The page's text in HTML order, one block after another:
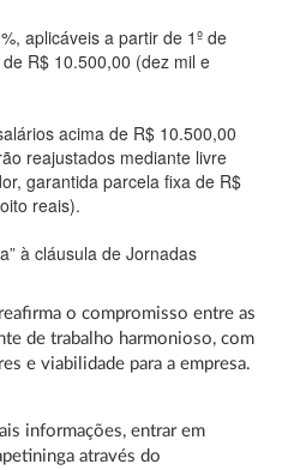
aplicáveis a partir de 1º de
R$ 10.500,00 (dez mil e
acima de R$ 10.500,00
reajustados mediante livre
garantida parcela fixa de R$
reais).
à cláusula de Jornadas
o compromisso entre as
de trabalho harmonioso, com
e viabilidade para a empresa.
informações, entrar em
através do